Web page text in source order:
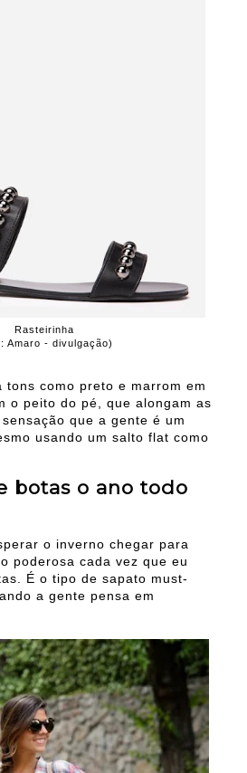
Rasteirinha
Amaro - divulgação)
tons como preto e marrom em
o peito do pé, que alongam as
que a gente é um
usando um salto flat como
botas o ano todo
o inverno chegar para
poderosa cada vez que eu
É o tipo de sapato must-
a gente pensa em